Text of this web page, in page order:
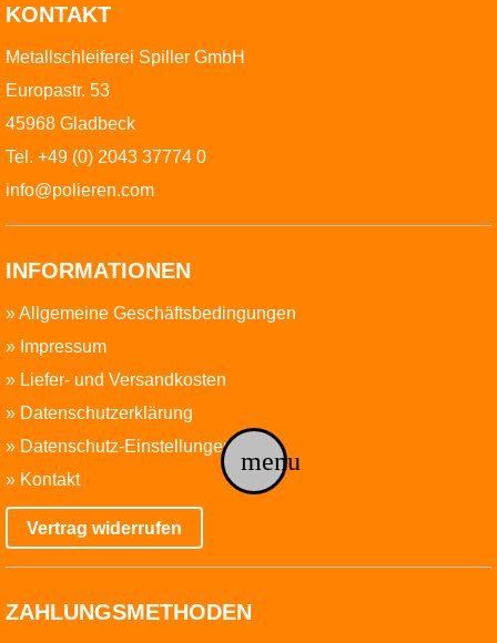
menu
KONTAKT
Metallschleiferei Spiller GmbH
Europastr. 53
45968 Gladbeck
Tel. +49 (0) 2043 37774 0
info@polieren.com
INFORMATIONEN
»Allgemeine Geschäftsbedingungen
» Impressum
» Liefer- und Versandkosten
» Datenschutzerklärung
» Datenschutz-Einstellungen
» Kontakt
Vertrag widerrufen
ZAHLUNGSMETHODEN